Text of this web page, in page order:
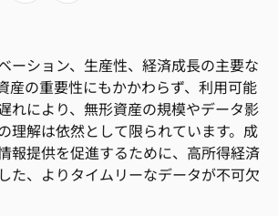
ーション、生産性、経済成長の主要な
産の重要性にもかかわらず、利用可能
れにより、無形資産の規模やデータ影
理解は依然として限られています。成
報提供を促進するために、高所得経済
た、よりタイムリーなデータが不可欠